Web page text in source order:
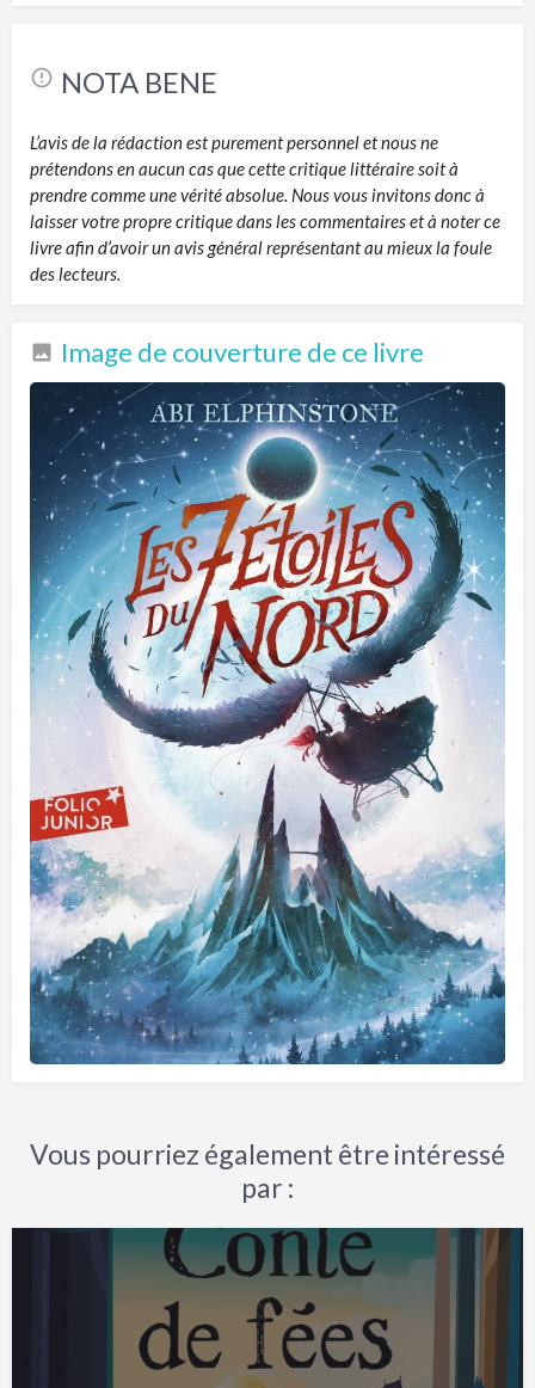
NOTA BENE
L’avis de la rédaction est purement personnel et nous ne
prétendons en aucun cas que cette critique littéraire soit à
prendre comme une vérité absolue. Nous vous invitons donc à
laisser votre propre critique dans les commentaires et à noter ce
livre afin d’avoir un avis général représentant au mieux la foule
des lecteurs.
Image de couverture de ce livre
Vous pourriez également être intéressé
par :